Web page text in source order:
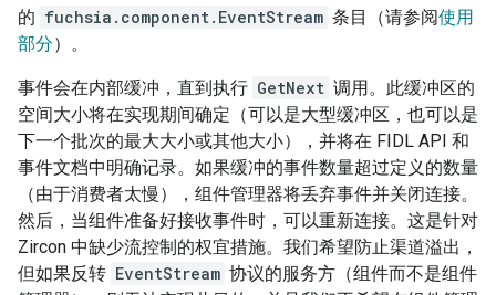
的 fuchsia.component.EventStream 条目（请参阅使用
部分）。
事件会在内部缓冲，直到执行 GetNext 调用。此缓冲区的
空间大小将在实现期间确定（可以是大型缓冲区，也可以是
下一个批次的最大大小或其他大小），并将在 FIDL API 和
事件文档中明确记录。如果缓冲的事件数量超过定义的数量
（由于消费者太慢），组件管理器将丢弃事件并关闭连接。
然后，当组件准备好接收事件时，可以重新连接。这是针对
Zircon 中缺少流控制的权宜措施。我们希望防止渠道溢出，
但如果反转 EventStream 协议的服务方（组件而不是组件